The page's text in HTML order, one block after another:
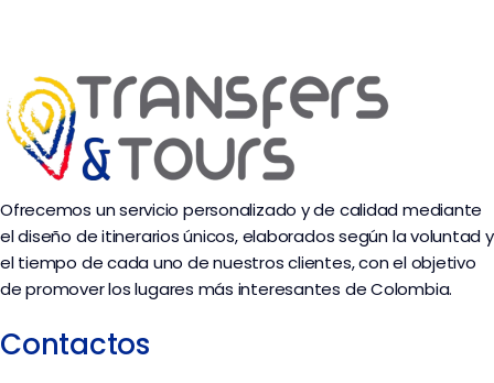
Ofrecemos un servicio personalizado y de calidad mediante
el diseño de itinerarios únicos, elaborados según la voluntad y
el tiempo de cada uno de nuestros clientes, con el objetivo
de promover los lugares más interesantes de Colombia.
Contactos